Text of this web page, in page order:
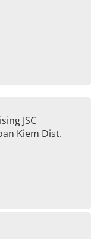
JSC
Kiem Dist.